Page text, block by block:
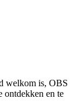
welkom is, OBS
ontdekken en te